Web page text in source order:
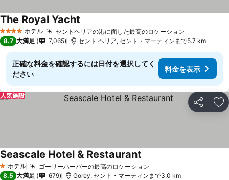
4 ホテルのランク
ホテル セントヘリアの港に面した最高のロケーション
The Royal Yacht
8.7 大満足 7,065 セント ヘリア, セント・マーティンまで5.7 km
正確な料金を確認するには日付を選択してく
ださい
料金を表示
シェア お
人気施設
1 ホテルのランク
ホテル ゴーリーハーバーの最高のロケーション
Seascale Hotel & Restaurant
8.5 大満足 679 Gorey, セント・マーティンまで3.0 km